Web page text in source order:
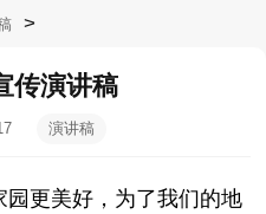
>
传演讲稿
演讲稿
园更美好，为了我们的地